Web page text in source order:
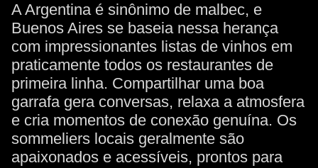
A Argentina é sinônimo de malbec, e
Buenos Aires se baseia nessa herança
com impressionantes listas de vinhos em
praticamente todos os restaurantes de
primeira linha. Compartilhar uma boa
garrafa gera conversas, relaxa a atmosfera
e cria momentos de conexão genuína. Os
sommeliers locais geralmente são
apaixonados e acessíveis, prontos para